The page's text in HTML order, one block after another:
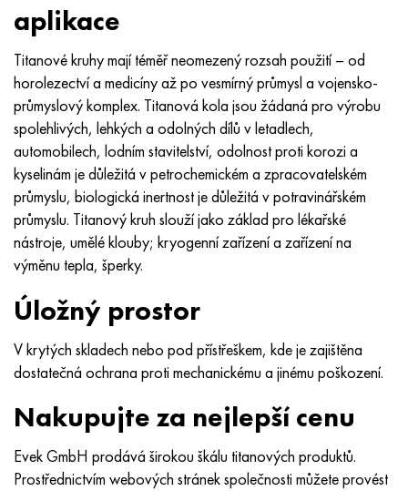
aplikace
Titanové kruhy mají téměř neomezený rozsah použití – od
horolezectví a medicíny až po vesmírný průmysl a vojensko-
průmyslový komplex. Titanová kola jsou žádaná pro výrobu
spolehlivých, lehkých a odolných dílů v letadlech,
automobilech, lodním stavitelství, odolnost proti korozi a
kyselinám je důležitá v petrochemickém a zpracovatelském
průmyslu, biologická inertnost je důležitá v potravinářském
průmyslu. Titanový kruh slouží jako základ pro lékařské
nástroje, umělé klouby; kryogenní zařízení a zařízení na
výměnu tepla, šperky.
Úložný prostor
V krytých skladech nebo pod přístřeškem, kde je zajištěna
dostatečná ochrana proti mechanickému a jinému poškození.
Nakupujte za nejlepší cenu
Evek GmbH prodává širokou škálu titanových produktů.
Prostřednictvím webových stránek společnosti můžete provést